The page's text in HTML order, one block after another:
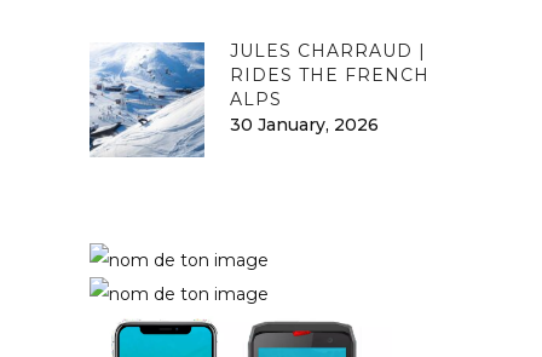
JULES CHARRAUD |
RIDES THE FRENCH
ALPS
30 January, 2026